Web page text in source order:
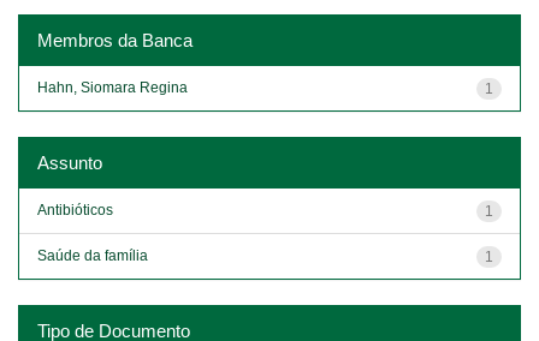
Membros da Banca
1
Hahn, Siomara Regina
Assunto
1
Antibióticos
1
Saúde da família
Tipo de Documento